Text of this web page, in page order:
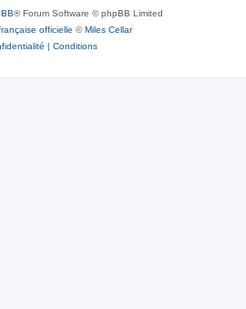
® Forum Software © phpBB Limited
officielle ©Miles Cellar
| Conditions